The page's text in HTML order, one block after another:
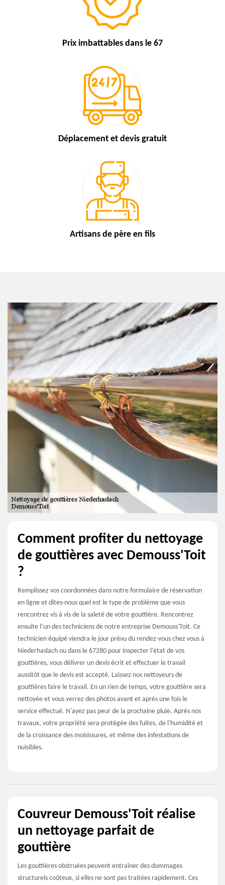
Prix imbattables dans le 67
Déplacement et devis gratuit
Artisans de père en fils
Comment profiter du nettoyage
de gouttières avec Demouss'Toit
?
Remplissez vos coordonnées dans notre formulaire de réservation
en ligne et dites-nous quel est le type de problème que vous
rencontrez vis à vis de la saleté de votre gouttière. Rencontrez
ensuite l’un des techniciens de notre entreprise Demouss'Toit. Ce
technicien équipé viendra le jour prévu du rendez-vous chez vous à
Niederhaslach ou dans le 67280 pour inspecter l'état de vos
gouttières, vous délivrer un devis écrit et effectuer le travail
aussitôt que le devis est accepté. Laissez nos nettoyeurs de
gouttières faire le travail. En un rien de temps, votre gouttière sera
nettoyée et vous verrez des photos avant et après une fois le
service effectué. N'ayez pas peur de la prochaine pluie. Après nos
travaux, votre propriété sera protégée des fuites, de l'humidité et
de la croissance des moisissures, et même des infestations de
nuisibles.
Couvreur Demouss'Toit réalise
un nettoyage parfait de
gouttière
Les gouttières obstruées peuvent entraîner des dommages
structurels coûteux, si elles ne sont pas traitées rapidement. Ces